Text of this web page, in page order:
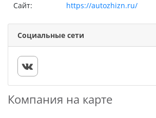
Сайт: https://autozhizn.ru/
Социальные сети
Компания на карте